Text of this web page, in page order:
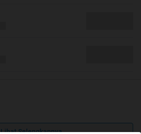
Lihat Selengkapnya